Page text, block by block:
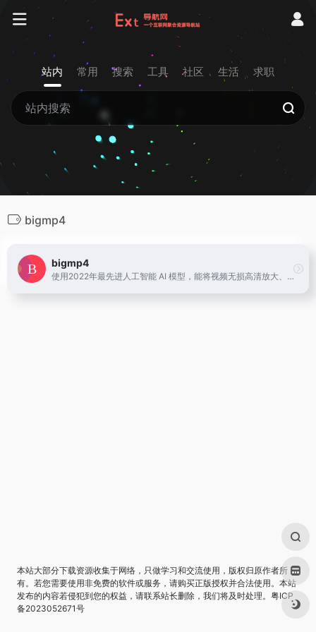
站内 常用 搜索 工具 社区 生活 求职
bigmp4
bigmp4
使用2022年最先进人工智能 AI 模型，能将视频无损高清放大、增强画质、智能补帧使画面丝滑流畅栩栩如生同时支持黑白视频上色和慢动作
本站大部分下载资源收集于网络，只做学习和交流使用，版权归原作者所
有。若您需要使用非免费的软件或服务，请购买正版授权并合法使用。本站
发布的内容若侵犯到您的权益，请联系站长删除，我们将及时处理。 粤ICP
备2023052671号